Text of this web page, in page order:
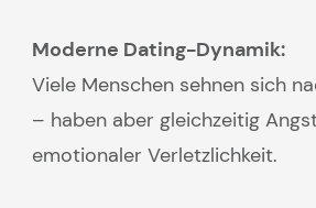
Moderne Dating-Dynamik:
Viele Menschen sehnen sich
– haben aber gleichzeitig
emotionaler Verletzlichkeit.